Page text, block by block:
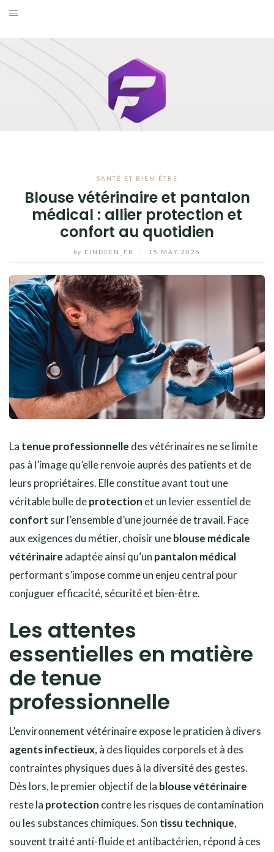
Skip
content
SANTÉ ET BIEN-ÊTRE
Blouse vétérinaire et pantalon
médical : allier protection et
confort au quotidien
by FINDEEN_FR 15 MAY 2026
La tenue professionnelle des vétérinaires ne se limite
pas à l’image qu’elle renvoie auprès des patients et de
leurs propriétaires. Elle constitue avant tout une
véritable bulle deprotection et un levier essentiel de
confort sur l’ensemble d’une journée de travail. Face
aux exigences du métier, choisir uneblouse médicale
vétérinaire adaptée ainsi qu’un pantalon médical
performant s’impose comme un enjeu central pour
conjuguer efficacité, sécurité et bien-être.
Les attentes
essentielles en matière
de tenue
professionnelle
L’environnement vétérinaire expose le praticien à divers
agents infectieux, à des liquides corporels et à des
contraintes physiques dues à la diversité des gestes.
Dès lors, le premier objectif de la blouse vétérinaire
reste la protection contre les risques de contamination
ou les substances chimiques. Son tissu technique,
souvent traité anti-fluide et antibactérien, répond à ces